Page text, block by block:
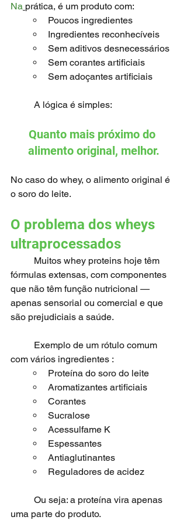
Na prática, é um produto com:
Poucos ingredientes
Ingredientes reconhecíveis
Sem aditivos desnecessários
Sem corantes artificiais
Sem adoçantes artificiais
	A lógica é simples:
Quanto mais próximo do
alimento original, melhor.
No caso do whey, o alimento original é
o soro do leite.
O problema dos wheys
ultraprocessados
fórmulas extensas, com componentes
que não têm função nutricional —
apenas sensorial ou comercial e que
são prejudiciais a saúde.
com vários ingredientes :
Proteína do soro do leite
Aromatizantes artificiais
Corantes
Sucralose
Acessulfame K
Espessantes
Antiaglutinantes
Reguladores de acidez
uma parte do produto.